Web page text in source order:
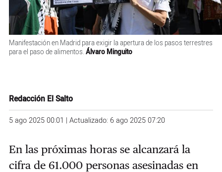
Manifestación en Madrid para exigir la apertura de los pasos terrestres
para el paso de alimentos. Álvaro Minguito
Redacción El Salto
5 ago 2025 00:01 | Actualizado: 6 ago 2025 07:20
En las próximas horas se alcanzará la
cifra de 61.000 personas asesinadas en